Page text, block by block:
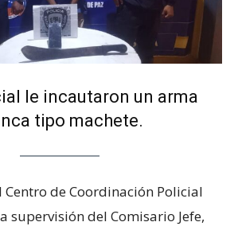
le incautaron un arma
tipo machete.
de Coordinación Policial
supervisión del Comisario Jefe,